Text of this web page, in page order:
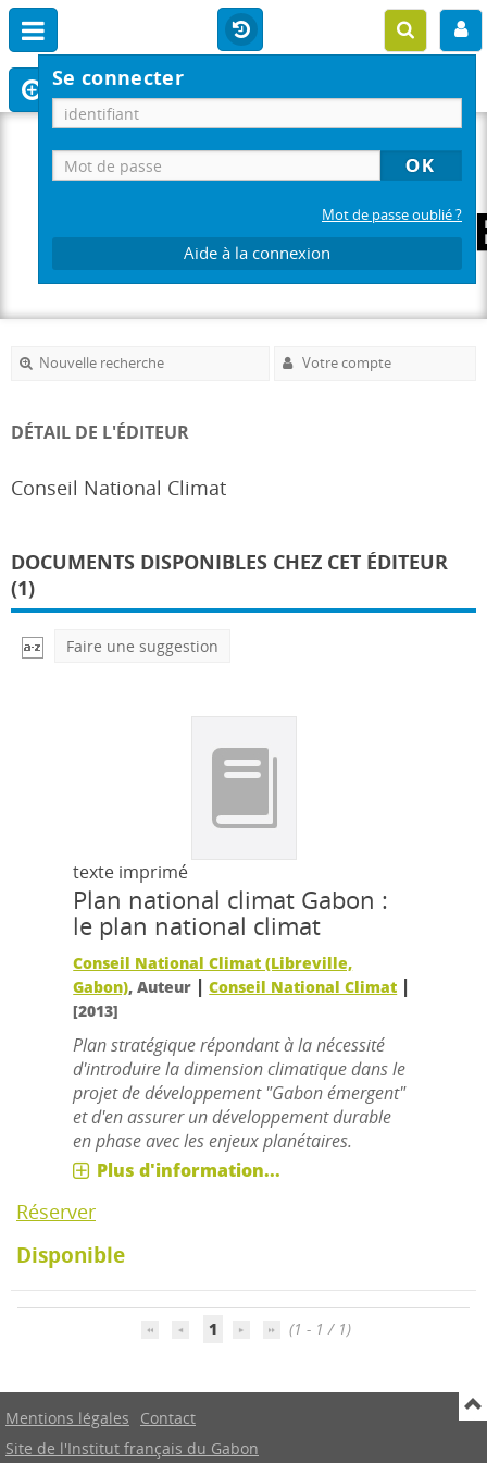
Se connecter
Mot de passe oublié ?
Aide à la connexion
Nouvelle recherche Votre compte
DÉTAIL DE L'ÉDITEUR
Conseil National Climat
DOCUMENTS DISPONIBLES CHEZ CET ÉDITEUR
(1)
Faire une suggestion
texte imprimé
Plan national climat Gabon :
le plan national climat
Conseil National Climat (Libreville,
Gabon), Auteur |Conseil National Climat |
[2013]
Plan stratégique répondant à la nécessité
d'introduire la dimension climatique dans le
projet de développement "Gabon émergent"
et d'en assurer un développement durable
en phase avec les enjeux planétaires.
Plus d'information...
Réserver
Disponible
1 (1 - 1 / 1)
Mentions légales
Contact
Site de l'Institut français du Gabon